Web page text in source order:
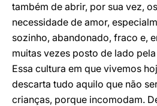
também de abrir, por sua vez,
necessidade de amor,
sozinho, abandonado, fraco e,
muitas vezes posto de lado
Essa cultura em que vivemos
descarta tudo aquilo que não
crianças, porque incomodam.